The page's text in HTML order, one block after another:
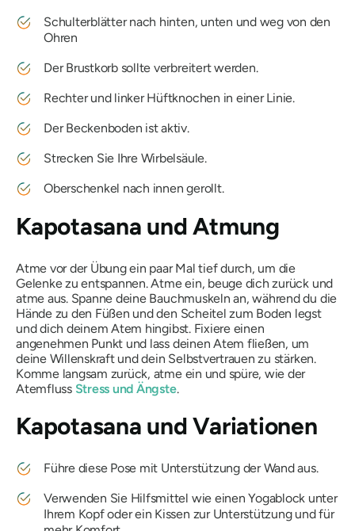
Schulterblätter nach hinten, unten und weg von den
Ohren
Der Brustkorb sollte verbreitert werden.
Rechter und linker Hüftknochen in einer Linie.
Der Beckenboden ist aktiv.
Strecken Sie Ihre Wirbelsäule.
Oberschenkel nach innen gerollt.
Kapotasana und Atmung
Atme vor der Übung ein paar Mal tief durch, um die
Gelenke zu entspannen. Atme ein, beuge dich zurück und
atme aus. Spanne deine Bauchmuskeln an, während du die
Hände zu den Füßen und den Scheitel zum Boden legst
und dich deinem Atem hingibst. Fixiere einen
angenehmen Punkt und lass deinen Atem fließen, um
deine Willenskraft und dein Selbstvertrauen zu stärken.
Komme langsam zurück, atme ein und spüre, wie der
Atemfluss Stress und Ängste.
Kapotasana und Variationen
Führe diese Pose mit Unterstützung der Wand aus.
Verwenden Sie Hilfsmittel wie einen Yogablock unter
Ihrem Kopf oder ein Kissen zur Unterstützung und für